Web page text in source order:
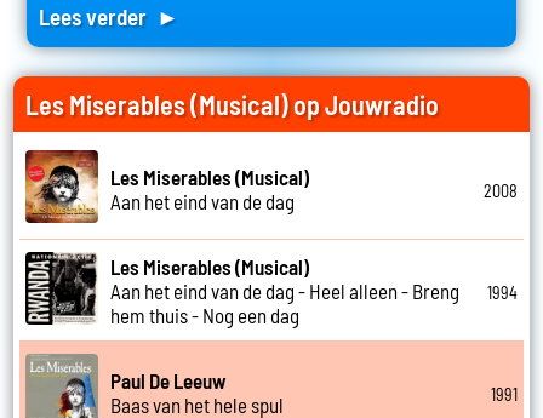
Lees verder ►
Les Miserables (Musical) op Jouwradio
Les Miserables (Musical)
Aan het eind van de dag
2008
Les Miserables (Musical)
Aan het eind van de dag - Heel alleen - Breng
hem thuis - Nog een dag
1994
Paul De Leeuw
Baas van het hele spul
1991